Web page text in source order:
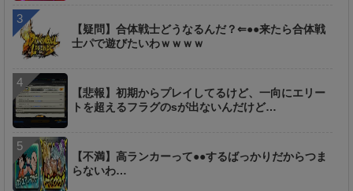
【疑問】合体戦士どうなるんだ？⇐●●来たら合体戦
士パで遊びたいわｗｗｗｗ
【悲報】初期からプレイしてるけど、一向にエリー
トを超えるフラグのsが出ないんだけど…
【不満】高ランカーって●●するばっかりだからつま
らないわ…